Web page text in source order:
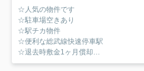
☆人気の物件です
☆駐車場空きあり
☆駅チカ物件
☆便利な総武線快速停車駅
☆退去時敷金1ヶ月償却
☆設備も充実